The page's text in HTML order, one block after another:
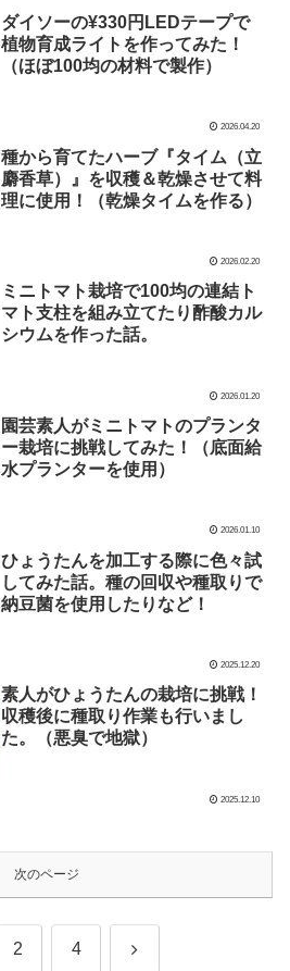
ダイソーの¥330円LEDテープで
植物育成ライトを作ってみた！
（ほぼ100均の材料で製作）
2026.04.20
種から育てたハーブ『タイム（立
麝香草）』を収穫＆乾燥させて料
理に使用！（乾燥タイムを作る）
2026.02.20
ミニトマト栽培で100均の連結ト
マト支柱を組み立てたり酢酸カル
シウムを作った話。
2026.01.20
園芸素人がミニトマトのプランタ
ー栽培に挑戦してみた！（底面給
水プランターを使用）
2026.01.10
ひょうたんを加工する際に色々試
してみた話。種の回収や種取りで
納豆菌を使用したりなど！
2025.12.20
素人がひょうたんの栽培に挑戦！
収穫後に種取り作業も行いまし
た。（悪臭で地獄）
2025.12.10
次のページ
2 4 次